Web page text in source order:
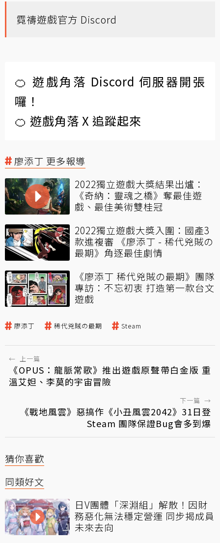
霓禱遊戲官方 Discord
🍊 遊戲角落 Discord 伺服器開張
囉！
🍊 遊戲角落 X 追蹤起來
廖添丁 更多報導
2022獨立遊戲大獎結果出爐：
《奇納：靈魂之橋》奪最佳遊
戲、最佳美術雙桂冠
2022獨立遊戲大獎入圍：國產3
款進複審 《廖添丁 - 稀代兇賊の
最期》角逐最佳劇情
《廖添丁 稀代兇賊の最期》團隊
專訪：不忘初衷 打造第一款台文
遊戲
廖添丁 稀代兇賊の最期 Steam
← 上一篇
《OPUS：龍脈常歌》推出遊戲原聲帶白金版 重
溫艾妲、李莫的宇宙冒險
下一篇 →
《戰地風雲》惡搞作《小丑風雲2042》31日登
Steam 團隊保證Bug會多到爆
猜你喜歡
同類好文
日V團體「深淵組」解散！因財
務惡化無法穩定營運 同步揭成員
未來去向